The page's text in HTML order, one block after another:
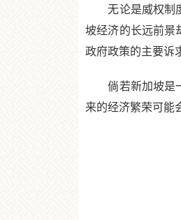
无论是威权制度
坡经济的长远前景
政府政策的主要诉
倘若新加坡是一
来的经济繁荣可能